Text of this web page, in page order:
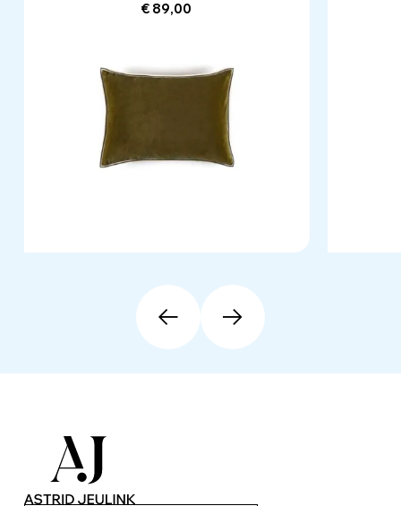
€ 89,00